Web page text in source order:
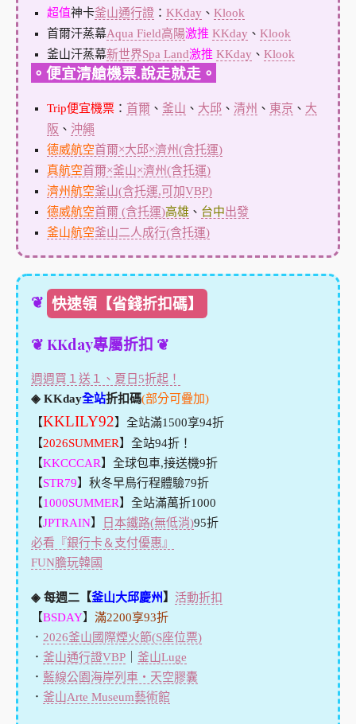
超值神卡釜山通行證： KKday 、 Klook
首爾汗蒸幕Aqua Field高陽激推 KKday 、 Klook
釜山汗蒸幕新世界Spa Land激推 KKday 、 Klook
。便宜清艙機票.說走就走。
Trip便宜機票： 首爾 、 釜山 、 大邱 、 清州 、 東京 、 大
阪 、 沖繩
德威航空首爾×大邱×濟州(含托運)
真航空首爾×釜山×濟州(含托運)
濟州航空釜山(含托運,可加VBP)
德威航空首爾 (含托運)高雄 、 台中出發
釜山航空釜山二人成行(含托運)
❦ 快速領【省錢折扣碼】
❦ KKday專屬折扣 ❦
週週買１送１、夏日5折起！
◈ KKday全站折扣碼(部分可疊加)
【KKLILY92】全站滿1500享94折
【2026SUMMER】全站94折！
【KKCCCAR】全球包車,接送機9折
【STR79】秋冬早鳥行程體驗79折
【1000SUMMER】全站滿萬折1000
【JPTRAIN】 日本鐵路(無低消)95折
必看『銀行卡＆支付優惠』
FUN膽玩韓國
◈ 每週二【釜山大邱慶州 】 活動折扣
【BSDAY】 滿2200享93折
． 2026釜山國際煙火節(S座位票)
． 釜山通行證VBP｜ 釜山Luge
． 藍線公園海岸列車・天空膠囊
． 釜山Arte Museum藝術館